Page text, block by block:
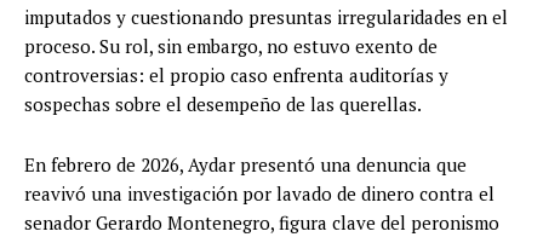
imputados y cuestionando presuntas irregularidades en el
proceso. Su rol, sin embargo, no estuvo exento de
controversias: el propio caso enfrenta auditorías y
sospechas sobre el desempeño de las querellas.
En febrero de 2026, Aydar presentó una denuncia que
reavivó una investigación por lavado de dinero contra el
senador Gerardo Montenegro, figura clave del peronismo